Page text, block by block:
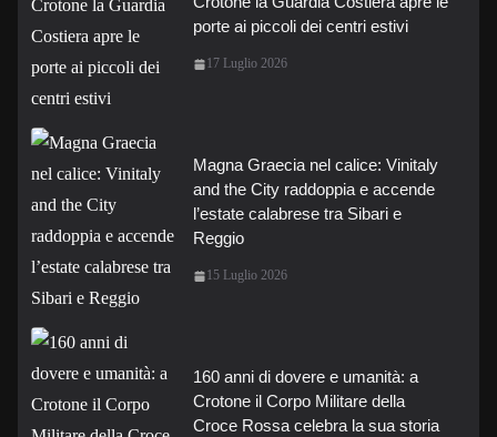
porte ai piccoli dei centri estivi
17 Luglio 2026
Magna Graecia nel calice: Vinitaly
and the City raddoppia e accende
l’estate calabrese tra Sibari e
Reggio
15 Luglio 2026
160 anni di dovere e umanità: a
Crotone il Corpo Militare della
Croce Rossa celebra la sua storia